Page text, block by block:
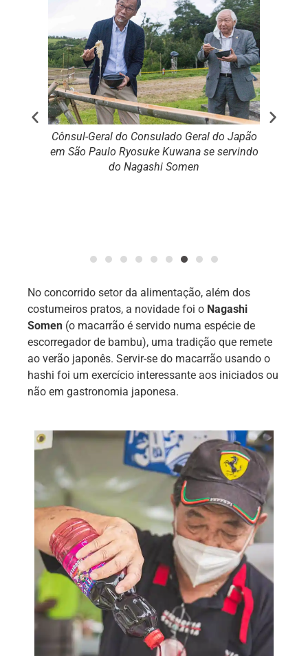
Cônsul-Geral do Consulado Geral do Japão
em São Paulo Ryosuke Kuwana se servindo
do Nagashi Somen
No concorrido setor da alimentação, além dos
costumeiros pratos, a novidade foi o Nagashi
Somen (o macarrão é servido numa espécie de
escorregador de bambu), uma tradição que remete
ao verão japonês. Servir-se do macarrão usando o
hashi foi um exercício interessante aos iniciados ou
não em gastronomia japonesa.